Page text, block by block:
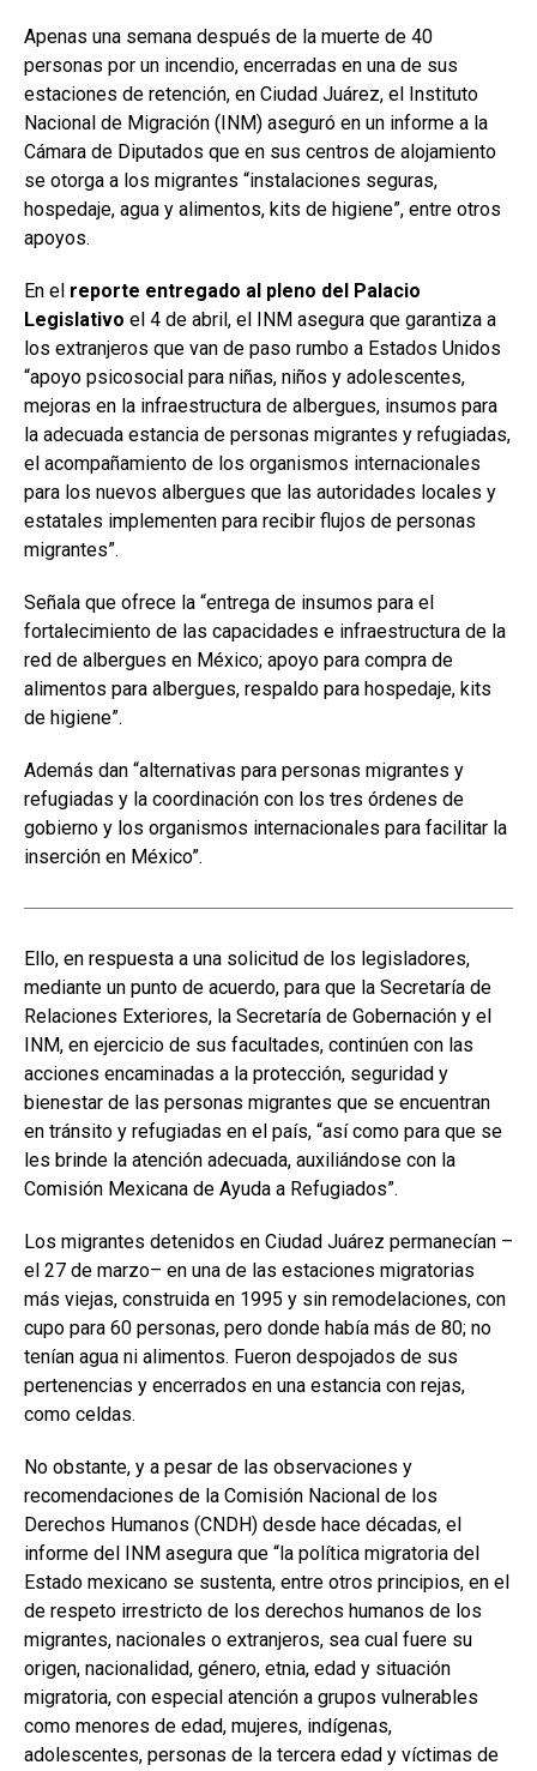
Apenas una semana después de la muerte de 40
personas por un incendio, encerradas en una de sus
estaciones de retención, en Ciudad Juárez, el Instituto
Nacional de Migración (INM) aseguró en un informe a la
Cámara de Diputados que en sus centros de alojamiento
se otorga a los migrantes “instalaciones seguras,
hospedaje, agua y alimentos, kits de higiene”, entre otros
apoyos.
En el reporte entregado al pleno del Palacio
Legislativo el 4 de abril, el INM asegura que garantiza a
los extranjeros que van de paso rumbo a Estados Unidos
“apoyo psicosocial para niñas, niños y adolescentes,
mejoras en la infraestructura de albergues, insumos para
la adecuada estancia de personas migrantes y refugiadas,
el acompañamiento de los organismos internacionales
para los nuevos albergues que las autoridades locales y
estatales implementen para recibir flujos de personas
migrantes”.
Señala que ofrece la “entrega de insumos para el
fortalecimiento de las capacidades e infraestructura de la
red de albergues en México; apoyo para compra de
alimentos para albergues, respaldo para hospedaje, kits
de higiene”.
Además dan “alternativas para personas migrantes y
refugiadas y la coordinación con los tres órdenes de
gobierno y los organismos internacionales para facilitar la
inserción en México”.
Ello, en respuesta a una solicitud de los legisladores,
mediante un punto de acuerdo, para que la Secretaría de
Relaciones Exteriores, la Secretaría de Gobernación y el
INM, en ejercicio de sus facultades, continúen con las
acciones encaminadas a la protección, seguridad y
bienestar de las personas migrantes que se encuentran
en tránsito y refugiadas en el país, “así como para que se
les brinde la atención adecuada, auxiliándose con la
Comisión Mexicana de Ayuda a Refugiados”.
Los migrantes detenidos en Ciudad Juárez permanecían –
el 27 de marzo– en una de las estaciones migratorias
más viejas, construida en 1995 y sin remodelaciones, con
cupo para 60 personas, pero donde había más de 80; no
tenían agua ni alimentos. Fueron despojados de sus
pertenencias y encerrados en una estancia con rejas,
como celdas.
No obstante, y a pesar de las observaciones y
recomendaciones de la Comisión Nacional de los
Derechos Humanos (CNDH) desde hace décadas, el
informe del INM asegura que “la política migratoria del
Estado mexicano se sustenta, entre otros principios, en el
de respeto irrestricto de los derechos humanos de los
migrantes, nacionales o extranjeros, sea cual fuere su
origen, nacionalidad, género, etnia, edad y situación
migratoria, con especial atención a grupos vulnerables
como menores de edad, mujeres, indígenas,
adolescentes, personas de la tercera edad y víctimas de